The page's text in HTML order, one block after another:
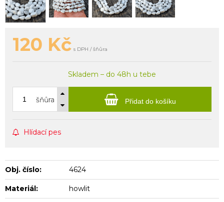
120 Kč s DPH / šňůra
Skladem – do 48h u tebe
šňůra Přidat do košíku
Hlídací pes
Obj. číslo: 4624
Materiál: howlit